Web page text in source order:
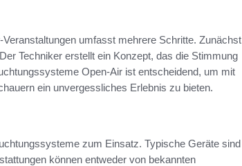
umfasst mehrere Schritte. Zunächst
Techniker erstellt ein Konzept, das die Stimmung
Open-Air ist entscheidend, um mit
ein unvergessliches Erlebnis zu bieten.
zum Einsatz. Typische Geräte sind
können entweder von bekannten